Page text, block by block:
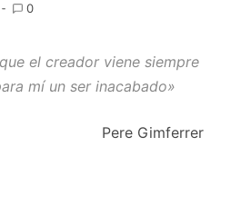
0
el creador viene siempre
mí un ser inacabado»
Pere Gimferrer